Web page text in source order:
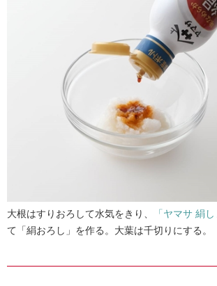
大根はすりおろして水気をきり、 「ヤマサ 絹し
て「絹おろし」を作る。大葉は千切りにする。